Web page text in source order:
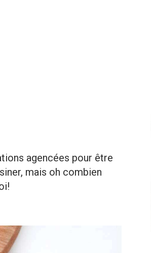
agencées pour être
mais oh combien